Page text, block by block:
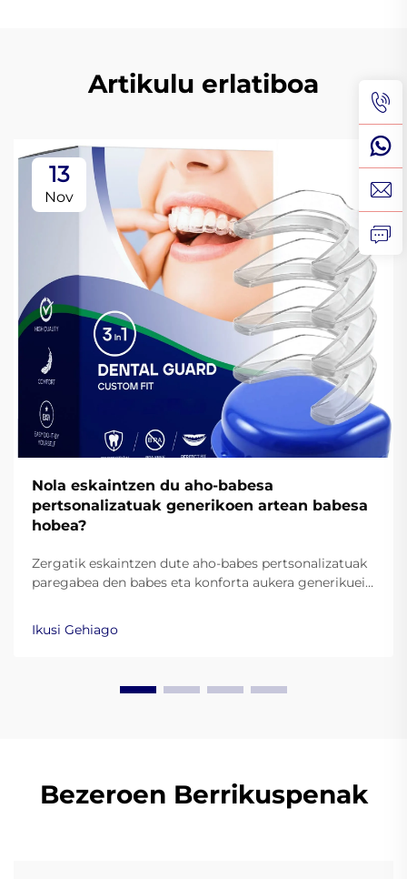
Artikulu erlatiboa
13
Nov
Nola eskaintzen du aho-babesa
pertsonalizatuak generikoen artean babesa
hobea?
Zergatik eskaintzen dute aho-babes pertsonalizatuak
paregabea den babes eta konforta aukera generikuei
hortz-hauskoraren segurtasunaren atzean. Ikasi
gehiago orain.
Ikusi Gehiago
Bezeroen Berrikuspenak